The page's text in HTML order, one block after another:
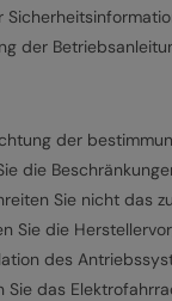
der
der
die
Sie nicht das
Sie die
des
Sie das